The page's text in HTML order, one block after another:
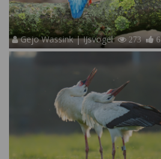
Gejo Wassink | IJsvogel 273 6